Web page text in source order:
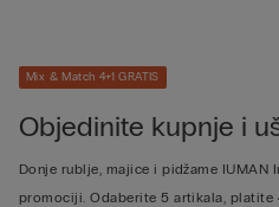
Mix & Match 4+1 GRATIS
Objedinite kupnje i
Donje rublje, majice i pidžame
promociji. Odaberite 5 artikala, platite